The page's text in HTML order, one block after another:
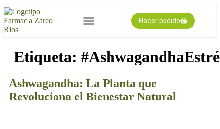
Hacer pedido
Etiqueta:
Ashwagandha: La Planta que
Revoluciona el Bienestar Natural